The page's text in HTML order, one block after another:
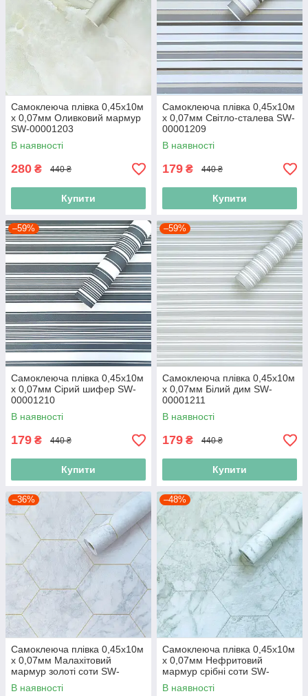
Самоклеюча плівка 0,45х10м
х 0,07мм Оливковий мармур
SW-00001203
В наявності
280 ₴ 440 ₴
Купити
Самоклеюча плівка 0,45х10м
х 0,07мм Світло-сталева SW-
00001209
В наявності
179 ₴ 440 ₴
Купити
–59%
Самоклеюча плівка 0,45х10м
х 0,07мм Сірий шифер SW-
00001210
В наявності
179 ₴ 440 ₴
Купити
–59%
Самоклеюча плівка 0,45х10м
х 0,07мм Білий дим SW-
00001211
В наявності
179 ₴ 440 ₴
Купити
–36%
Самоклеюча плівка 0,45х10м
х 0,07мм Малахітовий
мармур золоті соти SW-
00001214
В наявності
–48%
Самоклеюча плівка 0,45х10м
х 0,07мм Нефритовий
мармур срібні соти SW-
00001215
В наявності